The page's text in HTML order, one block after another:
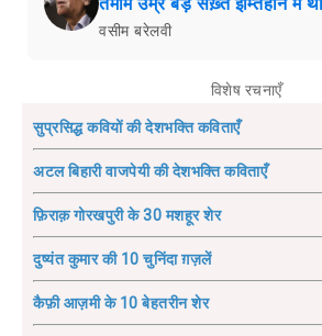
तमाम उम्र बड़े सख़्त इम्तिहान में
वसीम बरेलवी
विशेष रचनाएँ
सुप्रसिद्ध कवियों की देशभक्ति कविताएँ
अटल बिहारी वाजपेयी की देशभक्ति कविताएँ
फ़िराक़ गोरखपुरी के 30 मशहूर शेर
दुष्यंत कुमार की 10 चुनिंदा ग़ज़लें
कैफ़ी आज़मी के 10 बेहतरीन शेर